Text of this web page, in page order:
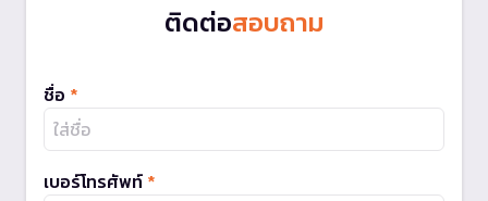
ติดต่อสอบถาม
ชื่อ *
เบอร์โทรศัพท์ *